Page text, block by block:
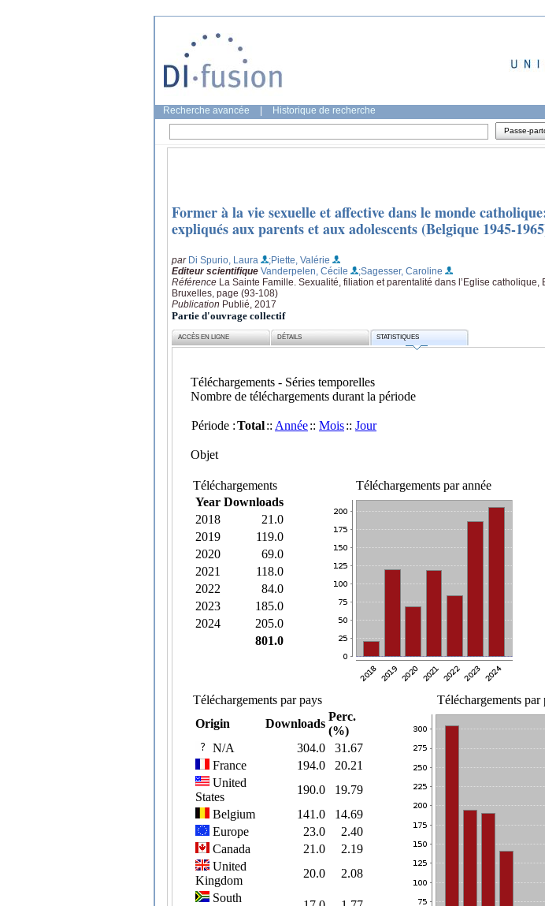
Recherche avancée Historique de recherche
Passe-
Former à la vie sexuelle et affective dans le monde
expliqués aux parents et aux adolescents (Belgique 1945-
par Di Spurio, Laura
;Piette, Valérie
Editeur scientifique Vanderpelen, Cécile
;Sagesser, Caroline
Référence La Sainte Famille. Sexualité, filiation et parentalité dans l’Eglise catholique,
Bruxelles, page (93-108)
Publication Publié, 2017
Partie d'ouvrage collectif
ACCÈS EN LIGNE DÉTAILS STATISTIQUES